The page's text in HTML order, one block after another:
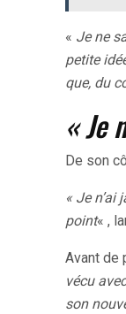
« Je ne
petite
que, du
« Je
De son
« Je
point« ,
Avant de
vécu
son